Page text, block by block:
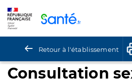
Retour à l'établissement
Consultation